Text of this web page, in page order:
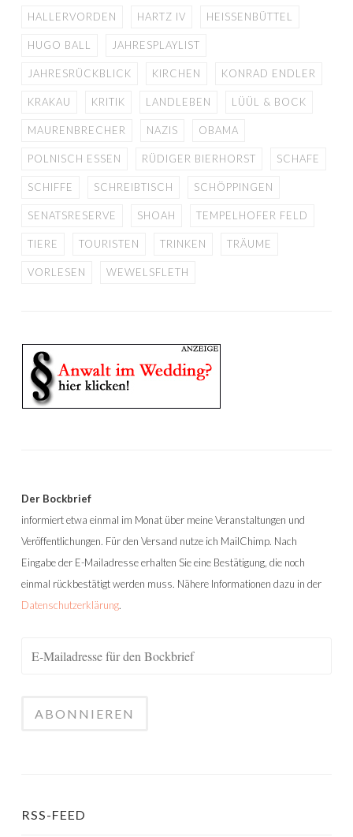
HALLERVORDEN HARTZ IV HEISSENBÜTTEL
HUGO BALL JAHRESPLAYLIST
JAHRESRÜCKBLICK KIRCHEN KONRAD ENDLER
KRAKAU KRITIK LANDLEBEN LÜÜL & BOCK
MAURENBRECHER NAZIS OBAMA
POLNISCH ESSEN RÜDIGER BIERHORST SCHAFE
SCHIFFE SCHREIBTISCH SCHÖPPINGEN
SENATSRESERVE SHOAH TEMPELHOFER FELD
TIERE TOURISTEN TRINKEN TRÄUME
VORLESEN WEWELSFLETH
Der Bockbrief
informiert etwa einmal im Monat über meine Veranstaltungen und
Veröffentlichungen. Für den Versand nutze ich MailChimp. Nach
Eingabe der E-Mailadresse erhalten Sie eine Bestätigung, die noch
einmal rückbestätigt werden muss. Nähere Informationen dazu in der
Datenschutzerklärung.
RSS-FEED